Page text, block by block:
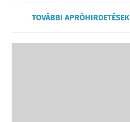
TOVÁBBI APRÓHIRDETÉSEK